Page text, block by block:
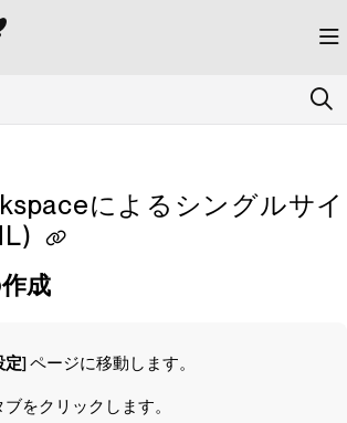
index at: https://kandji.document360.io/
によるシングルサイ
成
定] ページに移動します。
ブをクリックします。